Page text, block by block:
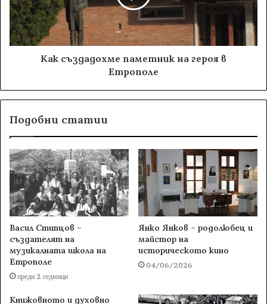
Как създадохме паметник на героя в
Етрополе
Подобни статии
Васил Стипцов –
създателят на
музикалната школа на
Етрополе
преди 2 седмици
Янко Янков – родолюбец и
майстор на
историческото кино
04/06/2026
Книжовното и духовно